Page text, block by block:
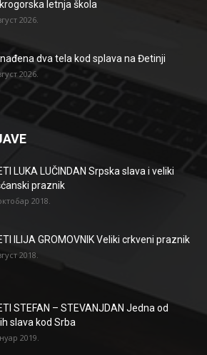
letnja škola
2026.
dva tela kod splava na Đetinji
2026.
LUKA LUČINDAN Srpska slava i veliki
praznik
2018.
ILIJA GROMOVNIK Veliki crkveni praznik
2018.
STEFAN – STEVANJDAN Jedna od
slava kod Srba
2019.